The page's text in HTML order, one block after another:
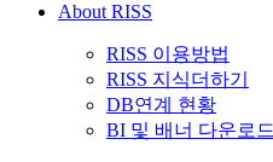
About RISS
RISS 이용방법
RISS 지식더하기
DB연계 현황
BI 및 배너 다운로드